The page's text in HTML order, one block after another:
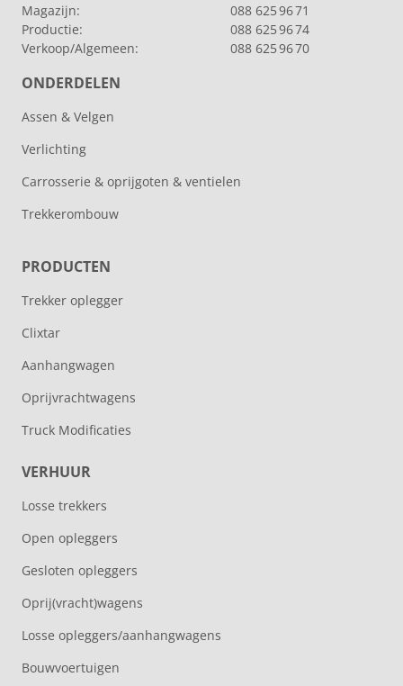
Magazijn:
088 625 96 71
Productie:
088 625 96 74
Verkoop/Algemeen:
088 625 96 70
ONDERDELEN
Assen & Velgen
Verlichting
Carrosserie & oprijgoten & ventielen
Trekkerombouw
PRODUCTEN
Trekker oplegger
Clixtar
Aanhangwagen
Oprijvrachtwagens
Truck Modificaties
VERHUUR
Losse trekkers
Open opleggers
Gesloten opleggers
Oprij(vracht)wagens
Losse opleggers/aanhangwagens
Bouwvoertuigen